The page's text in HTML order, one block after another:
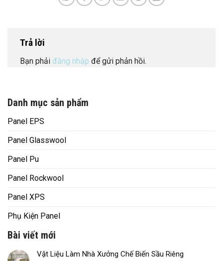
Trả lời
Bạn phải đăng nhập để gửi phản hồi.
Danh mục sản phẩm
Panel EPS
Panel Glasswool
Panel Pu
Panel Rockwool
Panel XPS
Phụ Kiện Panel
Bài viết mới
Vật Liệu Làm Nhà Xưởng Chế Biến Sầu Riêng